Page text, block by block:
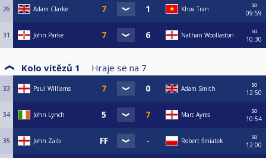
26 Adam Clarke Khoa Tran
so
09:59
31 John Parke Nathan Woollaston
so
10:30
Kolo vítězů 1 Hraje se na 7
33 Paul Williams Adam Smith
so
12:50
34 John Lynch Marc Ayres
so
10:54
35 John Zaib Robert Śmiatek
so
12:00